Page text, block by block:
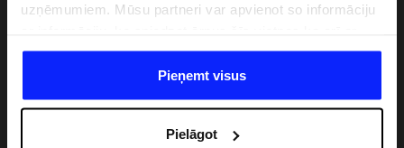
uzņēmumiem. Mūsu partneri var apvienot so informāciju
datiem, ko viņi iegūst, izmantojot viņu pakalpojumus. Ar
Jūsu atļauju, mēs varam pārsūtīt Jūsu personas datus
saviem partneriem, lai uzlabotu veidu, kadā tiek rādīta
saturu un uzlabotu mūsu partneru piedāvātos risinajumus
Pieņemt visus
Pielāgot